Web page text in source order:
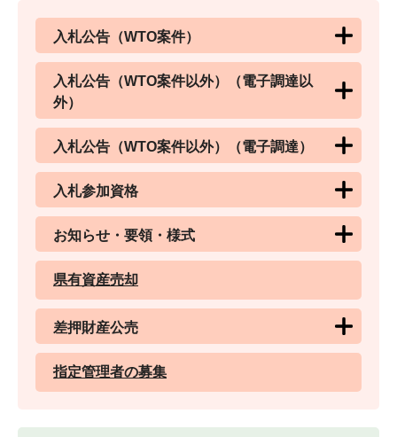
入札公告（WTO案件）
入札公告（WTO案件以外）（電子調達以
外）
入札公告（WTO案件以外）（電子調達）
入札参加資格
お知らせ・要領・様式
県有資産売却
差押財産公売
指定管理者の募集